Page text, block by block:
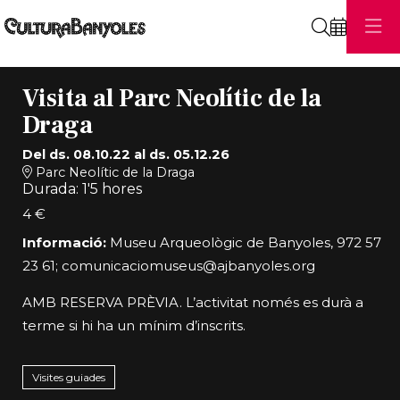
Visita al Parc Neolític de la
Draga
Del ds. 08.10.22 al ds. 05.12.26
Parc Neolític de la Draga
Durada: 1'5 hores
4 €
Informació:Museu Arqueològic de Banyoles, 972 57
23 61; comunicaciomuseus@ajbanyoles.org
AMB RESERVA PRÈVIA. L’activitat només es durà a
terme si hi ha un mínim d’inscrits.
Visites guiades